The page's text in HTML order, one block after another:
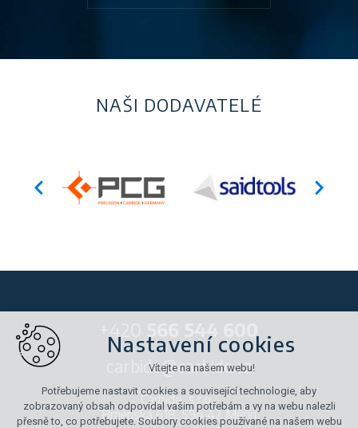
NAŠI DODAVATELÉ
carbide@carbide.cz
Carbide, s.r.o.,
Brněnská 618, 594 42 Měřín
Nastavení cookies
Vítejte na našem webu!
Potřebujeme nastavit cookies a související technologie, aby
zobrazovaný obsah odpovídal vašim potřebám a vy na webu nalezli
přesně to, co potřebujete. Soubory cookies používané na našem webu